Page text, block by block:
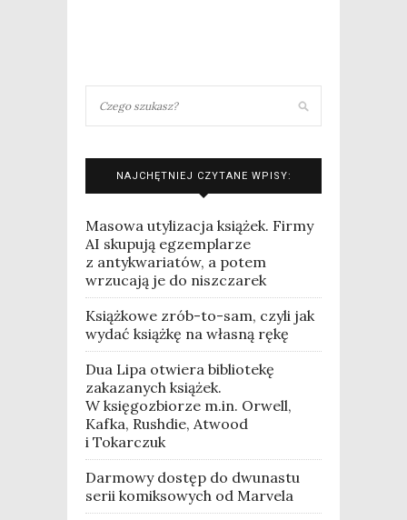
NAJCHĘTNIEJ CZYTANE WPISY:
Masowa utylizacja książek. Firmy
AI skupują egzemplarze
z antykwariatów, a potem
wrzucają je do niszczarek
Książkowe zrób-to-sam, czyli jak
wydać książkę na własną rękę
Dua Lipa otwiera bibliotekę
zakazanych książek.
W księgozbiorze m.in. Orwell,
Kafka, Rushdie, Atwood
i Tokarczuk
Darmowy dostęp do dwunastu
serii komiksowych od Marvela